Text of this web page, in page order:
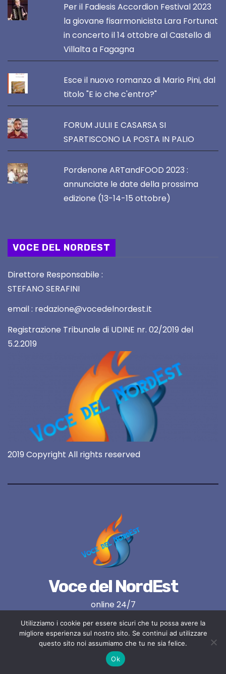
Per il Fadiesis Accordion Festival 2023
la giovane fisarmonicista Lara Fortunat
in concerto il 14 ottobre al Castello di
Villalta a Fagagna
Esce il nuovo romanzo di Mario Pini, dal
titolo "E io che c'entro?"
FORUM JULII E CASARSA SI
SPARTISCONO LA POSTA IN PALIO
Pordenone ARTandFOOD 2023 :
annunciate le date della prossima
edizione (13-14-15 ottobre)
VOCE DEL NORDEST
Direttore Responsabile :
STEFANO SERAFINI
email : redazione@vocedelnordest.it
Registrazione Tribunale di UDINE nr. 02/2019 del
5.2.2019
2019 Copyright All rights reserved
Voce del NordEst
online 24/7
Proudly powered by WordPress|Tema:
Utilizziamo i cookie per essere sicuri che tu possa avere la
migliore esperienza sul nostro sito. Se continui ad utilizzare
questo sito noi assumiamo che tu ne sia felice.
Ok